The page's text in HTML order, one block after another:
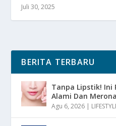
Juli 30, 2025
BERITA TERBARU
Tanpa Lipstik! Ini
Alami Dan Merona
Agu 6, 2026 |